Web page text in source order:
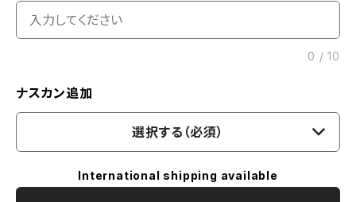
0 /10
ナスカン追加
選択する（必須）
International shipping available